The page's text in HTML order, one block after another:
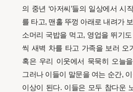
의 중년 ‘아저씨’들의 일상에서 시
를 타고, 맨홀 뚜껑 아래로 내려가
소머리 국밥을 먹고, 영업을 뛰기
씩 새벽 차를 타고 가족을 보러 오
혹은 우리 이웃에서 묵묵히 오늘
그러나 이들이 말문을 여는 순간, 이
이상이 된다. 이들은 모두 참다운